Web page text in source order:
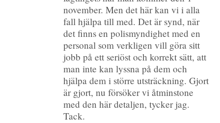
november. Men det här kan vi i alla
fall hjälpa till med. Det är synd, när
det finns en polismyndighet med en
personal som verkligen vill göra sitt
jobb på ett seriöst och korrekt sätt, att
man inte kan lyssna på dem och
hjälpa dem i större utsträckning. Gjort
är gjort, nu försöker vi åtminstone
med den här detaljen, tycker jag.
Tack.